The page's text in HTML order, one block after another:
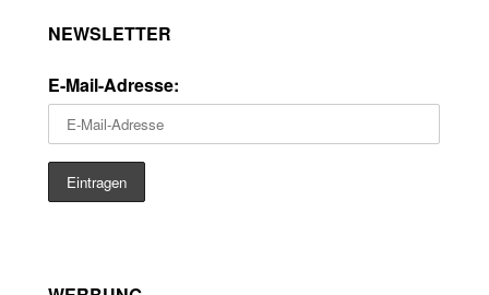
NEWSLETTER
E-Mail-Adresse: